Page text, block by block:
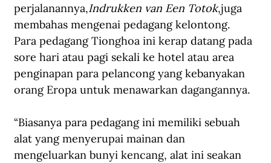
perjalanannya,Indrukken van Een Totok,juga
membahas mengenai pedagang kelontong.
Para pedagang Tionghoa ini kerap datang pada
sore hari atau pagi sekali ke hotel atau area
penginapan para pelancong yang kebanyakan
orang Eropa untuk menawarkan dagangannya.
“Biasanya para pedagang ini memiliki sebuah
alat yang menyerupai mainan dan
mengeluarkan bunyi kencang, alat ini seakan